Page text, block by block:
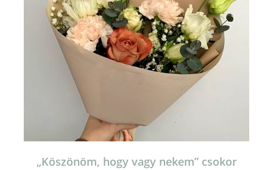
„Köszönöm, hogy vagy nekem” csokor